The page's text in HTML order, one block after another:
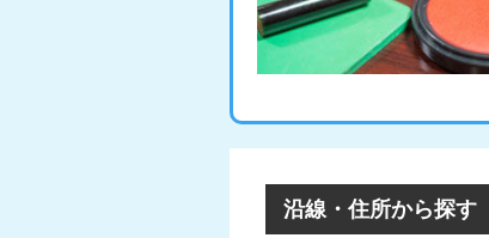
沿線・住所から探す